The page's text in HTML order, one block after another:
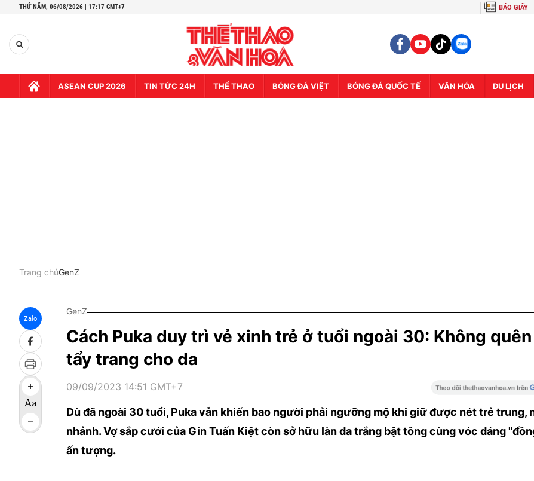
THỨ NĂM, 06/08/2026 | 17:17 GMT+7 BÁO GIẤY
ASEAN CUP 2026 TIN TỨC 24H THỂ THAO BÓNG ĐÁ VIỆT BÓNG ĐÁ QUỐC TẾ VĂN HÓA DU LỊCH
Trang chủGenZ
Zalo
GenZ
Cách Puka duy trì vẻ xinh trẻ ở tuổi ngoài 30: Không
tẩy trang cho da
09/09/2023 14:51 GMT+7
Dù đã ngoài 30 tuổi, Puka vẫn khiến bao người phải ngưỡng mộ khi giữ được nét trẻ trung,
nhảnh. Vợ sắp cưới của Gin Tuấn Kiệt còn sở hữu làn da trắng bật tông cùng vóc dáng
ấn tượng.